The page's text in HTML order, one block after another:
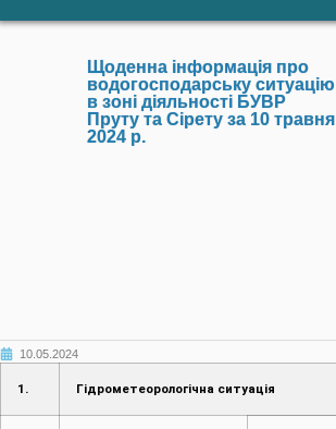
Щоденна інформація про
водогосподарську ситуацію
в зоні діяльності БУВР
Пруту та Сірету за 10 травня
2024 р.
10.05.2024
1. Гідрометеорологічна ситуація